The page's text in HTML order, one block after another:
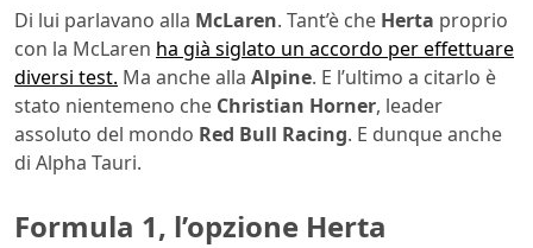
Di lui parlavano alla McLaren. Tant’è che Herta proprio
con la McLaren ha già siglato un accordo per effettuare
diversi test. Ma anche alla Alpine. E l’ultimo a citarlo è
stato nientemeno che Christian Horner, leader
assoluto del mondo Red Bull Racing. E dunque anche
di Alpha Tauri.
Formula 1, l’opzione Herta